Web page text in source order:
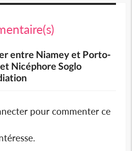
entre Niamey et Porto-
Nicéphore Soglo
pour commenter ce